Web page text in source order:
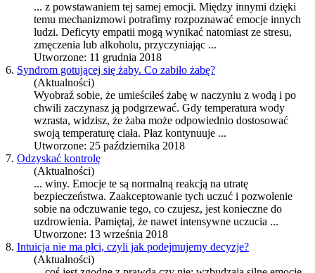
... z powstawaniem tej samej emocji. Między innymi dzięki
temu mechanizmowi potrafimy rozpoznawać emocje innych
ludzi. Deficyty empatii mogą wynikać natomiast ze stresu,
zmęczenia lub alkoholu, przyczyniając ...
Utworzone: 11 grudnia 2018
6. Syndrom gotującej się żaby. Co zabiło żabę?
(Aktualności)
Wyobraź sobie, że umieściłeś żabę w naczyniu z wodą i po
chwili zaczynasz ją podgrzewać. Gdy temperatura wody
wzrasta, widzisz, że żaba może odpowiednio dostosować
swoją temperaturę ciała. Płaz kontynuuje ...
Utworzone: 25 października 2018
7. Odzyskać kontrolę
(Aktualności)
... winy. Emocje te są normalną reakcją na utratę
bezpieczeństwa. Zaakceptowanie tych uczuć i pozwolenie
sobie na odczuwanie tego, co czujesz, jest konieczne do
uzdrowienia. Pamiętaj, że nawet intensywne uczucia ...
Utworzone: 13 września 2018
8. Intuicja nie ma płci, czyli jak podejmujemy decyzje?
(Aktualności)